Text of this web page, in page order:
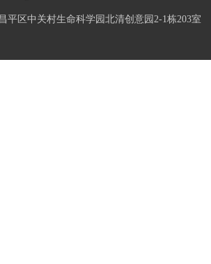
平区中关村生命科学园北清创意园2-1栋203室